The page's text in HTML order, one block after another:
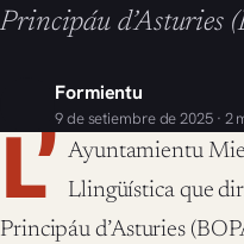
Principáu d’Asturies
Formientu
9 de setiembre de 2025 · 2
L’ Ayuntamientu
Llingüística que
Principáu d’Asturies